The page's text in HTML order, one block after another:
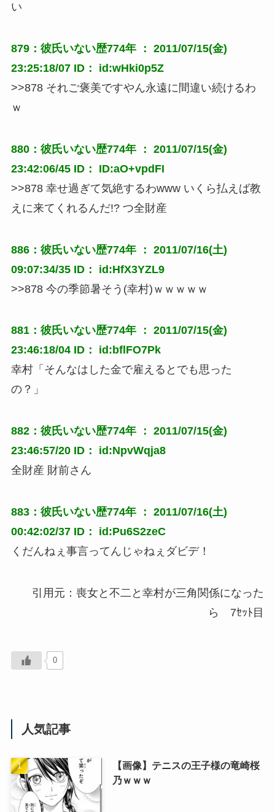
い
879：彼氏いない歴774年 ： 2011/07/15(金)
23:25:18/07 ID： id:wHki0p5Z
>>878 それご褒美ですやん永遠に間違い続けるわ
ｗ
880：彼氏いない歴774年 ： 2011/07/15(金)
23:42:06/45 ID： ID:aO+vpdFI
>>878 幸せ過ぎて気絶するわwww いくら払えば教
えに来てくれるんだ!? つ全財産
886：彼氏いない歴774年 ： 2011/07/16(土)
09:07:34/35 ID： id:HfX3YZL9
>>878 今の季節暑そう(幸村)ｗｗｗｗｗ
881：彼氏いない歴774年 ： 2011/07/15(金)
23:46:18/04 ID： id:bflFO7Pk
幸村「そんなはした金で雇えるとでも思った
の？」
882：彼氏いない歴774年 ： 2011/07/15(金)
23:46:57/20 ID： id:NpvWqja8
全財産 財前さん
883：彼氏いない歴774年 ： 2011/07/16(土)
00:42:02/37 ID： id:Pu6S2zeC
くだんねぇ事言ってんじゃねぇダビデ！
引用元：喪女と不二と幸村が三角関係になった
ら 7ｾｯﾄ目
0
人気記事
【画像】テニスの王子様の竜崎桜
乃ｗｗｗ